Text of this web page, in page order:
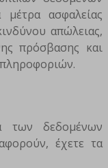
ασφαλείας
απώλειας,
πρόσβασης και
των δεδομένων
έχετε τα